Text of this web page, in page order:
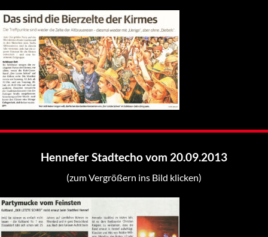
Hennefer Stadtecho vom 20.09.2013
(zum Vergrößern ins Bild klicken)